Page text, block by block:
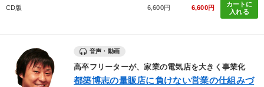
CD版 6,600円 6,600円
カートに
入れる
音声・動画
高卒フリーターが、家業の電気店を大きく事業化
都築博志の量販店に負けない営業の仕組みづ